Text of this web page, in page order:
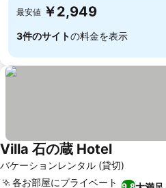
最安値 ￥2,949
3件のサイトの料金を表示
バケーションレンタル (貸切)
Villa 石の蔵 Hotel料金を表示
各お部屋にプライベート